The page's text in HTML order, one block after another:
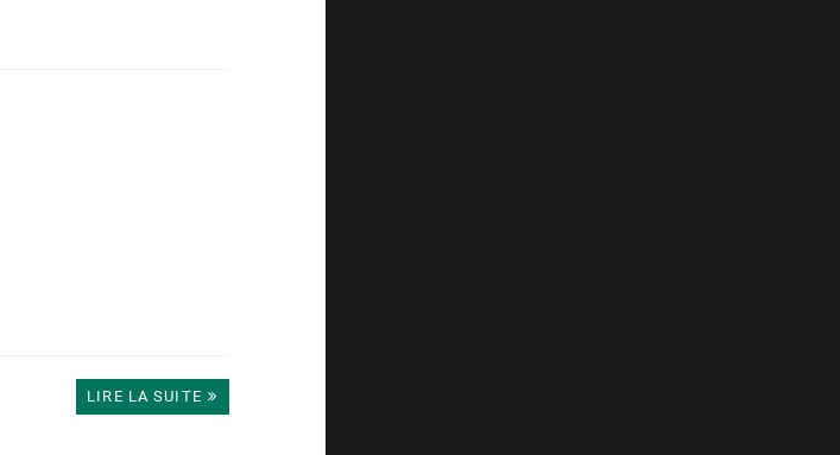
LIRE LA SUITE